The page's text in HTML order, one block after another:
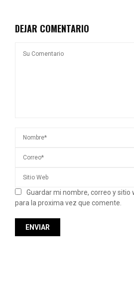
DEJAR COMENTARIO
Guardar mi nombre, correo y sitio
para la proxima vez que comente.